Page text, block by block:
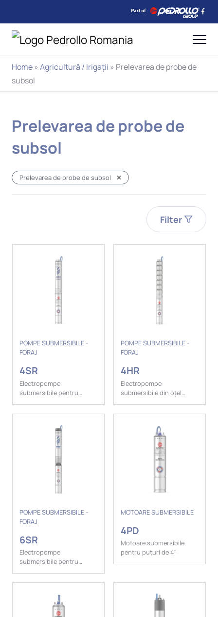
Home» Agricultură / Irigații » Prelevarea de probe de
subsol
Prelevarea de probe de
subsol
Prelevarea de probe de subsol
Filter
POMPE SUBMERSIBILE -
FORAJ
4SR
Electropompe
submersibile pentru
POMPE SUBMERSIBILE -
FORAJ
4HR
Electropompe
submersibile din oțel
POMPE SUBMERSIBILE -
FORAJ
6SR
Electropompe
submersibile pentru
MOTOARE SUBMERSIBILE
4PD
Motoare submersibile
pentru puțuri de 4"